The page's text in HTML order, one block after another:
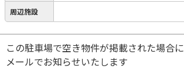
周辺施設
この駐車場で空き物件が掲載された場合に
メールでお知らせいたします